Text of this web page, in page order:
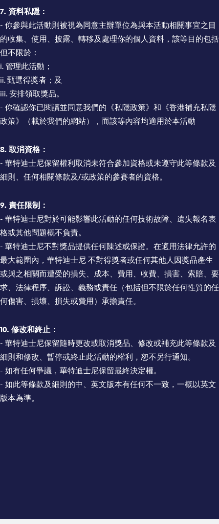
7. 資料私隱：
- 你參與此活動則被視為同意主辦單位為與本活動相關事宜之目
的收集、使用、披露、轉移及處理你的個人資料，該等目的包括
但不限於：
i. 管理此活動；
ii. 甄選得獎者；及
iii. 安排領取獎品。
- 你確認你已閱讀並同意我們的《私隱政策》和《香港補充私隱
政策》（載於我們的網站），而該等內容均適用於本活動
8. 取消資格：
- 華特迪士尼保留權利取消未符合參加資格或未遵守此等條款及
細則、任何相關條款及/或政策的參賽者的資格。
9. 責任限制：
- 華特迪士尼對於可能影響此活動的任何技術故障、遺失報名表
格或其他問題概不負責。
- 華特迪士尼不對獎品提供任何陳述或保證。在適用法律允許的
最大範圍內，華特迪士尼 不對得獎者或任何其他人因獎品產生
或與之相關而遭受的損失、成本、費用、收費、損害、索賠、要
求、法律程序、訴訟、義務或責任（包括但不限於任何性質的任
何傷害、損壞、損失或費用）承擔責任。
10. 修改和終止：
- 華特迪士尼保留隨時更改或取消獎品、修改或補充此等條款及
細則和修改、暫停或終止此活動的權利，恕不另行通知。
- 如有任何爭議，華特迪士尼保留最終決定權。
- 如此等條款及細則的中、英文版本有任何不一致，一概以英文
版本為準。